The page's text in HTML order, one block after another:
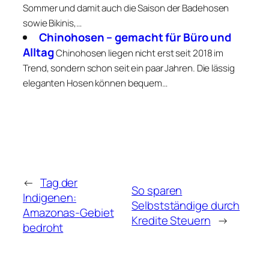
Sommer und damit auch die Saison der Badehosen
sowie Bikinis,…
Chinohosen – gemacht für Büro und
AlltagChinohosen liegen nicht erst seit 2018 im
Trend, sondern schon seit ein paar Jahren. Die lässig
eleganten Hosen können bequem…
← Tag der
Indigenen:
Amazonas-Gebiet
bedroht
So sparen
Selbstständige durch
Kredite Steuern →